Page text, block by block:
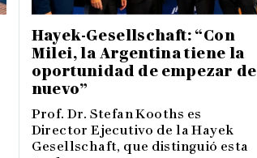
Hayek-Gesellschaft: “Con
Milei, la Argentina tiene la
oportunidad de empezar de
nuevo”
Prof. Dr. Stefan Kooths es
Director Ejecutivo de la Hayek
Gesellschaft, que distinguió esta